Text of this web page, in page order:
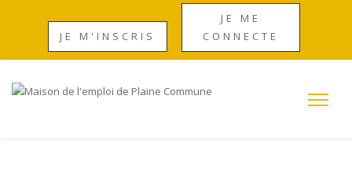
JE M'INSCRIS
JE ME
CONNECTE